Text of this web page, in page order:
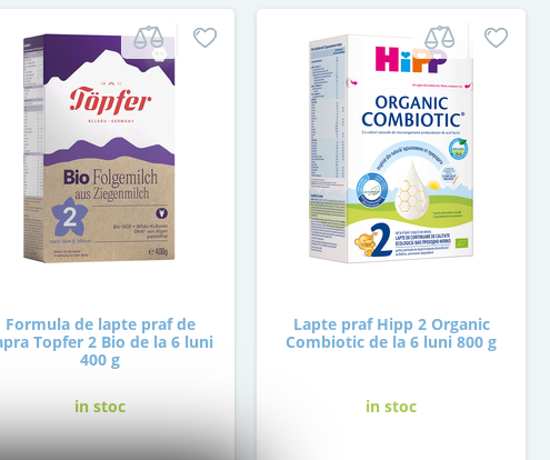
Formula de lapte praf de
Topfer 2 Bio de la 6 luni
400 g
in stoc
Lapte praf Hipp 2 Organic
Combiotic de la 6 luni 800 g
in stoc